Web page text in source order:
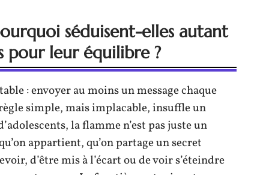
séduisent-elles autant
pour leur équilibre ?
: envoyer au moins un message chaque
simple, mais implacable, insuffle un
la flamme n’est pas juste un
appartient, qu’on partage un secret
d’être mis à l’écart ou de voir s’éteindre